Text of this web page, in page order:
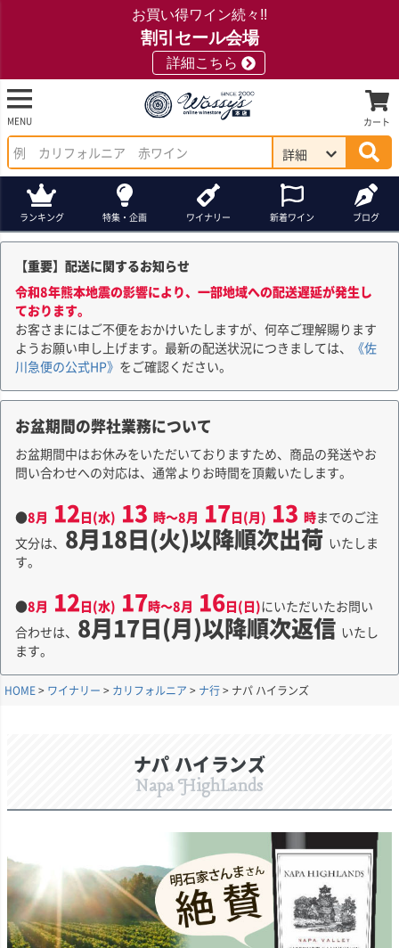
お買い得ワイン続々!!
割引セール会場
詳細こちら
MENU カート
詳細
ランキング 特集・企画 ワイナリー 新着ワイン ブログ
【重要】配送に関するお知らせ
令和8年熊本地震の影響により、一部地域への配送遅延が発生し
ております。
お客さまにはご不便をおかけいたしますが、何卒ご理解賜ります
ようお願い申し上げます。最新の配送状況につきましては、
《佐
川急便の公式HP》 をご確認ください。
お盆期間の弊社業務について
お盆期間中はお休みをいただいておりますため、商品の発送やお
問い合わせへの対応は、通常よりお時間を頂戴いたします。
●8月 12日(水) 13 時～8月 17日(月) 13 時までのご注
文分は、 8月18日(火)以降順次出荷 いたしま
す。
●8月 12日(水) 17時～8月 16日(日)にいただいたお問い
合わせは、 8月17日(月)以降順次返信 いたし
ます。
HOME ワイナリー カリフォルニア ナ行 ナパ ハイランズ
ナパ ハイランズ
Napa HighLands